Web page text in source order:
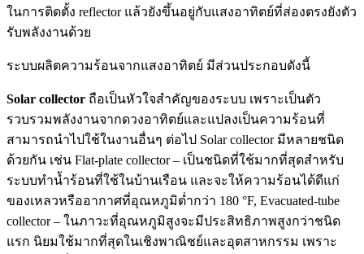
ในการติดตั้ง reflector แล้วยังขึ้นอยู่กับแสงอาทิตย์ที่ส่องตรงยังตัว
รับพลังงานด้วย
ระบบผลิตความร้อนจากแสงอาทิตย์ มีส่วนประกอบดังนี้
Solar collector ถือเป็นหัวใจสำคัญของระบบ เพราะเป็นตัว
รวบรวมพลังงานจากดวงอาทิตย์และแปลงเป็นความร้อนที่
สามารถนำไปใช้ในงานอื่นๆ ต่อไป Solar collector มีหลายชนิด
ด้วยกัน เช่น Flat-plate collector – เป็นชนิดที่ใช้มากที่สุดสำหรับ
ระบบทำน้ำร้อนที่ใช้ในบ้านเรือน และจะให้ความร้อนได้ดีแก่
ของเหลวหรืออากาศที่อุณหภูมิต่ำกว่า 180 °F, Evacuated-tube
collector – ในภาวะที่อุณหภูมิสูงจะมีประสิทธิภาพสูงกว่าชนิด
แรก นิยมใช้มากที่สุดในเชิงพาณิชย์และอุตสาหกรรม เพราะ